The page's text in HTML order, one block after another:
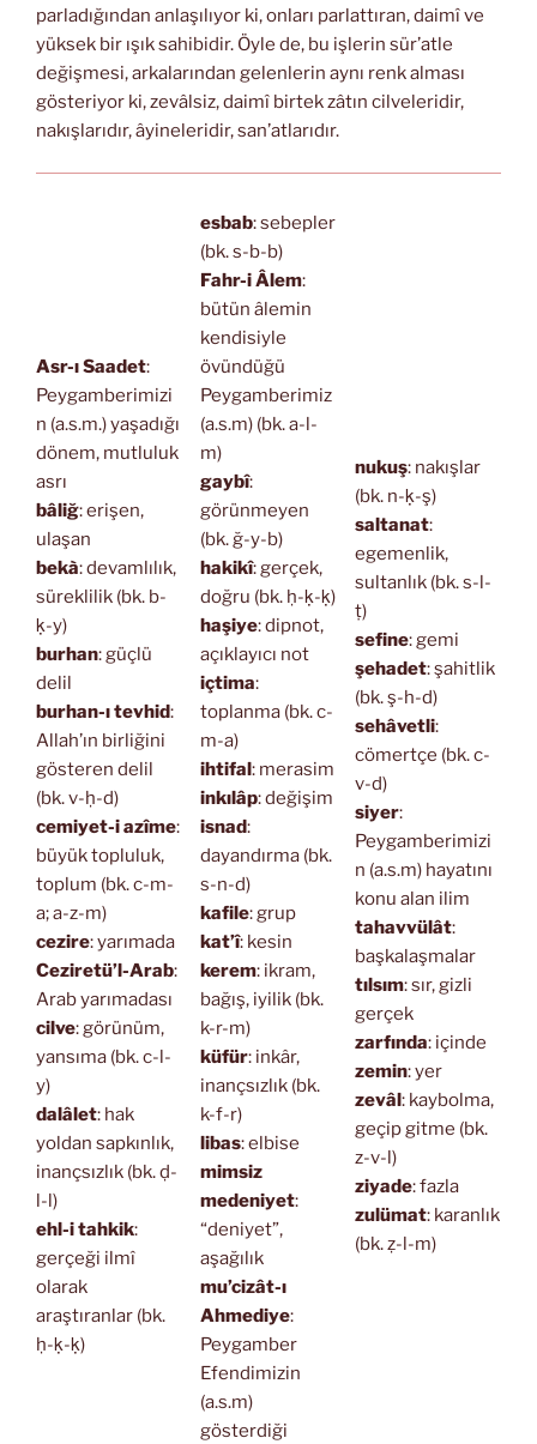
parladığından anlaşılıyor ki, onları parlattıran, daimî ve
yüksek bir ışık sahibidir. Öyle de, bu işlerin sür’atle
değişmesi, arkalarından gelenlerin aynı renk alması
gösteriyor ki, zevâlsiz, daimî birtek zâtın cilveleridir,
nakışlarıdır, âyineleridir, san’atlarıdır.
Asr-ı Saadet:
Peygamberimizi
n (a.s.m.) yaşadığı
dönem, mutluluk
asrı
bâliğ: erişen,
ulaşan
bekà: devamlılık,
süreklilik (bk. b-
ḳ-y)
burhan: güçlü
delil
burhan-ı tevhid:
Allah’ın birliğini
gösteren delil
(bk. v-ḥ-d)
cemiyet-i azîme:
büyük topluluk,
toplum (bk. c-m-
a; a-z-m)
cezire: yarımada
Ceziretü’l-Arab:
Arab yarımadası
cilve: görünüm,
yansıma (bk. c-l-
y)
dalâlet: hak
yoldan sapkınlık,
inançsızlık (bk. ḍ-
l-l)
ehl-i tahkik:
gerçeği ilmî
olarak
araştıranlar (bk.
ḥ-ḳ-ḳ)
esbab: sebepler
(bk. s-b-b)
Fahr-i Âlem:
bütün âlemin
kendisiyle
övündüğü
Peygamberimiz
(a.s.m) (bk. a-l-
m)
gaybî:
görünmeyen
(bk. ğ-y-b)
hakikî: gerçek,
doğru (bk. ḥ-ḳ-ḳ)
haşiye: dipnot,
açıklayıcı not
içtima:
toplanma (bk. c-
m-a)
ihtifal: merasim
inkılâp: değişim
isnad:
dayandırma (bk.
s-n-d)
kafile: grup
kat’î: kesin
kerem: ikram,
bağış, iyilik (bk.
k-r-m)
küfür: inkâr,
inançsızlık (bk.
k-f-r)
libas: elbise
mimsiz
medeniyet:
“deniyet”,
aşağılık
mu’cizât-ı
Ahmediye:
Peygamber
Efendimizin
(a.s.m)
gösterdiği
nukuş: nakışlar
(bk. n-ḳ-ş)
saltanat:
egemenlik,
sultanlık (bk. s-l-
ṭ)
sefine: gemi
şehadet: şahitlik
(bk. ş-h-d)
sehâvetli:
cömertçe (bk. c-
v-d)
siyer:
Peygamberimizi
n (a.s.m) hayatını
konu alan ilim
tahavvülât:
başkalaşmalar
tılsım: sır, gizli
gerçek
zarfında: içinde
zemin: yer
zevâl: kaybolma,
geçip gitme (bk.
z-v-l)
ziyade: fazla
zulümat: karanlık
(bk. ẓ-l-m)